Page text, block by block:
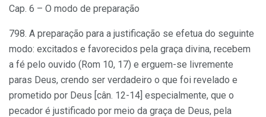
Cap. 6 – O modo de preparação
798. A preparação para a justificação se efetua do seguinte
modo: excitados e favorecidos pela graça divina, recebem
a fé pelo ouvido (Rom 10, 17) e erguem-se livremente
paras Deus, crendo ser verdadeiro o que foi revelado e
prometido por Deus [cân. 12-14] especialmente, que o
pecador é justificado por meio da graça de Deus, pela